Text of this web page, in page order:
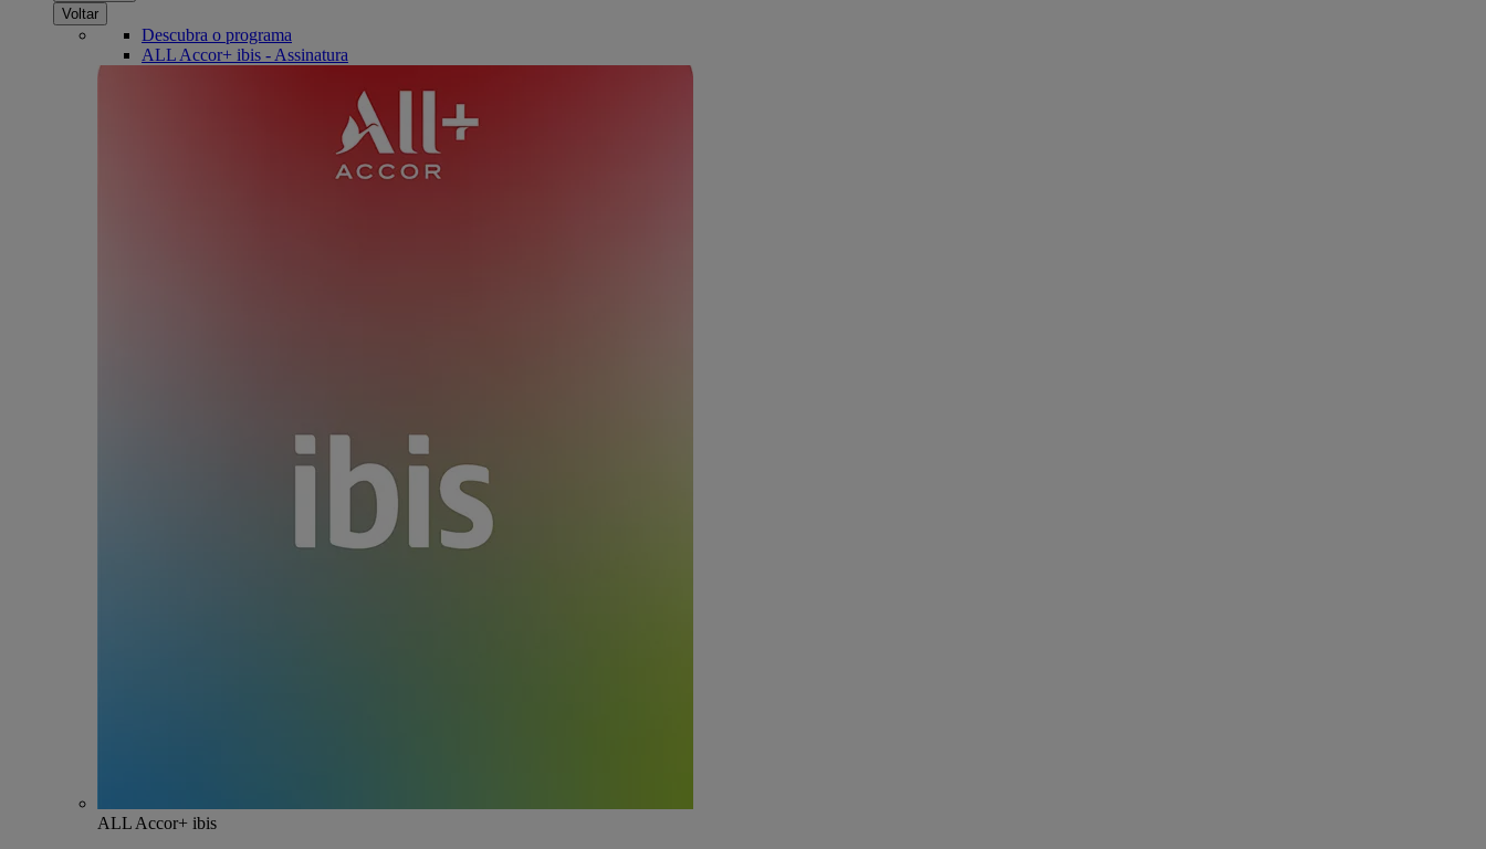
Voltar
Descubra o programa
ALL Accor+ ibis - Assinatura
ALL Accor+ ibis